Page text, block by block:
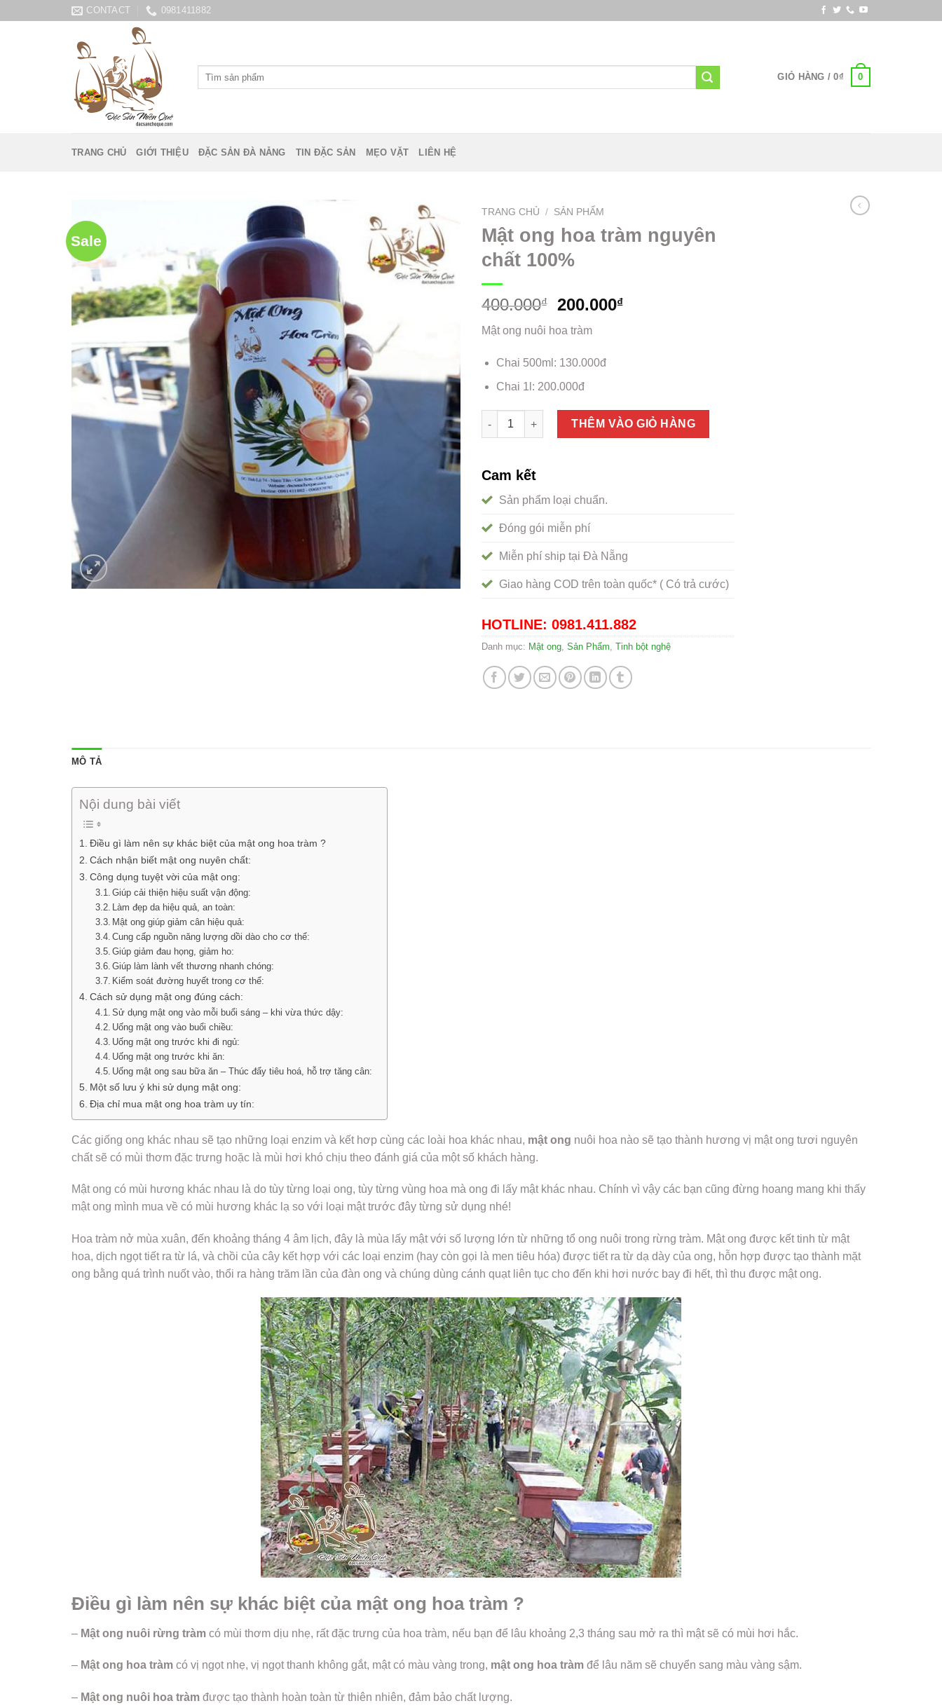
CONTACT 0981411882
Tìm
GIỎ HÀNG /0₫ 0
TRANG CHỦ GIỚI THIỆU ĐẶC SẢN ĐÀ NẴNG TIN ĐẶC SẢN MẸO VẶT LIÊN HỆ
Sale
TRANG CHỦ / SẢN PHẨM
Mật ong hoa tràm nguyên
chất 100%
400.000₫ 200.000₫
Mật ong nuôi hoa tràm
Chai 500ml: 130.000đ
Chai 1l: 200.000đ
Mật ong hoa tràm nguyên chất 100% số lượng
THÊM VÀO GIỎ HÀNG
Cam kết
Sản phẩm loại chuẩn.
Đóng gói miễn phí
Miễn phí ship tại Đà Nẵng
Giao hàng COD trên toàn quốc* ( Có trả cước)
HOTLINE: 0981.411.882
Danh mục: Mật ong Sản Phẩm Tinh bột nghệ
MÔ TẢ
Nội dung bài viết
Điều gì làm nên sự khác biệt của mật ong hoa tràm ?
Cách nhận biết mật ong nuyên chất:
Công dụng tuyệt vời của mật ong:
Giúp cải thiện hiệu suất vận động:
Làm đẹp da hiệu quả, an toàn:
Mật ong giúp giảm cân hiệu quả:
Cung cấp nguồn năng lượng dồi dào cho cơ thể:
Giúp giảm đau họng, giảm ho:
Giúp làm lành vết thương nhanh chóng:
Kiểm soát đường huyết trong cơ thể:
Cách sử dụng mật ong đúng cách:
Sử dụng mật ong vào mỗi buổi sáng – khi vừa thức dậy:
Uống mật ong vào buổi chiều:
Uống mật ong trước khi đi ngủ:
Uống mật ong trước khi ăn:
Uống mật ong sau bữa ăn – Thúc đẩy tiêu hoá, hỗ trợ tăng cân:
Một số lưu ý khi sử dụng mật ong:
Địa chỉ mua mật ong hoa tràm uy tín:
Các giống ong khác nhau sẽ tạo những loại enzim và kết hơp cùng các loài hoa khác nhau, mật ong nuôi hoa nào sẽ tạo thành hương vị mật ong tươi nguyên
chất sẽ có mùi thơm đặc trưng hoặc là mùi hơi khó chịu theo đánh giá của một số khách hàng.
Mật ong có mùi hương khác nhau là do tùy từng loại ong, tùy từng vùng hoa mà ong đi lấy mật khác nhau. Chính vì vậy các bạn cũng đừng hoang mang khi thấy
mật ong mình mua về có mùi hương khác lạ so với loại mật trước đây từng sử dụng nhé!
Hoa tràm nở mùa xuân, đến khoảng tháng 4 âm lịch, đây là mùa lấy mật với số lượng lớn từ những tổ ong nuôi trong rừng tràm. Mật ong được kết tinh từ mật
hoa, dịch ngọt tiết ra từ lá, và chồi của cây kết hợp với các loại enzim (hay còn gọi là men tiêu hóa) được tiết ra từ dạ dày của ong, hỗn hợp được tạo thành mặt
ong bằng quá trình nuốt vào, thổi ra hàng trăm lần của đàn ong và chúng dùng cánh quạt liên tục cho đến khi hơi nước bay đi hết, thì thu được mật ong.
Điều gì làm nên sự khác biệt của mật ong hoa tràm ?
– Mật ong nuôi rừng tràm có mùi thơm dịu nhẹ, rất đặc trưng của hoa tràm, nếu bạn để lâu khoảng 2,3 tháng sau mở ra thì mật sẽ có mùi hơi hắc.
– Mật ong hoa tràm có vị ngọt nhẹ, vị ngọt thanh không gắt, mật có màu vàng trong, mật ong hoa tràm để lâu năm sẽ chuyển sang màu vàng sậm.
– Mật ong nuôi hoa tràm được tạo thành hoàn toàn từ thiên nhiên, đảm bảo chất lượng.